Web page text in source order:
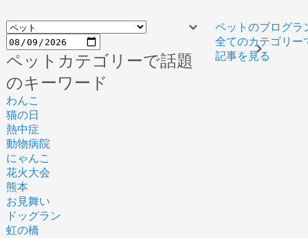
ペットカテゴリーで話題
のキーワード
わんこ
猫の日
熱中症
動物病院
にゃんこ
花火大会
熊本
お見舞い
ドッグラン
虹の橋
ペットのブログラ
全てのカテゴリー
記事を見る